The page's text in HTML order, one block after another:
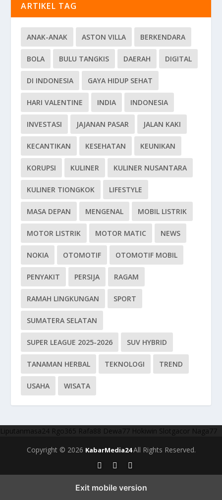
ARTIKEL TAG
ANAK-ANAK ASTON VILLA BERKENDARA
BOLA BULU TANGKIS DAERAH DIGITAL
DI INDONESIA GAYA HIDUP SEHAT
HARI VALENTINE INDIA INDONESIA
INVESTASI JAJANAN PASAR JALAN KAKI
KECANTIKAN KESEHATAN KEUNIKAN
KORUPSI KULINER KULINER NUSANTARA
KULINER TIONGKOK LIFESTYLE
MASA DEPAN MENGENAL MOBIL LISTRIK
MOTOR LISTRIK MOTOR MATIC NEWS
NOKIA OTOMOTIF OTOMOTIF MOBIL
PENYAKIT PERSIJA RAGAM
RAMAH LINGKUNGAN SPORT
SUMATERA SELATAN
SUPER LEAGUE 2025-2026 SUV HYBRID
TANAMAN HERBAL TEKNOLOGI TREND
USAHA WISATA
Liputanmasa24 Rgo365 Rafa88 Dewa77 Hokiwin Slotgacor Naga77
Copyright © 2026 KabarMedia24All Rights Reserved.
Exit mobile version